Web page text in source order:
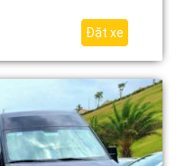
Đặt xe